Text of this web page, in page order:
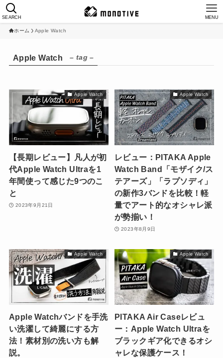
SEARCH MENU
ホーム Apple Watch
Apple Watch – tag –
Apple Watch
【長期レビュー】凡人が初
代Apple Watch Ultraを1
年間使って感じた9つのこ
と
2023年9月21日
Apple Watch
レビュー：PITAKA Apple
Watch Band「モザイク/ス
テアーズ」「ラプソディ」
の新作3バンドを比較！軽
量でアート的なオシャレ派
が勢揃い！
2023年8月9日
Apple Watch
Apple Watchバンドを手洗
い洗濯して綺麗にする方
法！素材別の洗い方も解
説。
Apple Watch
PITAKA Air Caseレビュ
ー：Apple Watch Ultraを
ブラックギア化できるオシ
ャレな保護ケース！